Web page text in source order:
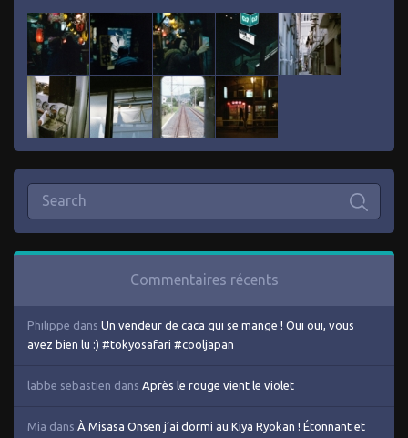
Commentaires récents
Philippe dans Un vendeur de caca qui se mange ! Oui oui, vous
avez bien lu :) #tokyosafari #cooljapan
labbe sebastien dans Après le rouge vient le violet
Mia dans À Misasa Onsen j’ai dormi au Kiya Ryokan ! Étonnant et